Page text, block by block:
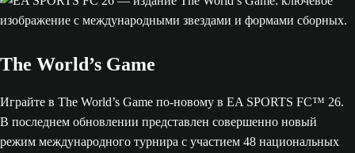
The World’s Game
Играйте в The World’s Game по-новому в EA SPORTS FC™ 26.
В последнем обновлении представлен совершенно новый
режим международного турнира с участием 48 национальных